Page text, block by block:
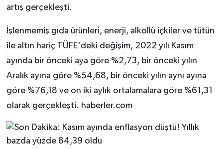
artış gerçekleşti.
İşlenmemiş gıda ürünleri, enerji, alkollü içkiler ve tütün
ile altın hariç TÜFE'deki değişim, 2022 yılı Kasım
ayında bir önceki aya göre %2,73, bir önceki yılın
Aralık ayına göre %54,68, bir önceki yılın aynı ayına
göre %76,18 ve on iki aylık ortalamalara göre %61,31
olarak gerçekleşti. haberler.com